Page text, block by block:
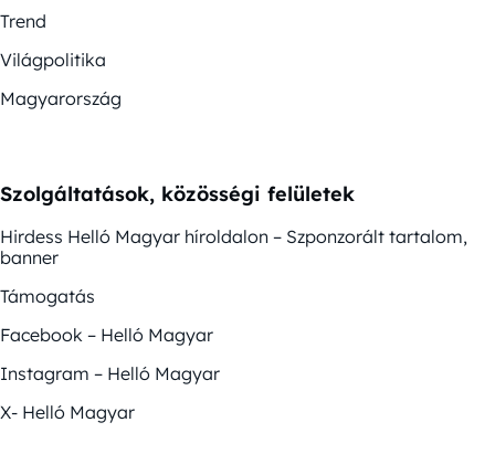
Trend
Világpolitika
Magyarország
Szolgáltatások, közösségi felületek
Hirdess Helló Magyar híroldalon – Szponzorált tartalom,
banner
Támogatás
Facebook – Helló Magyar
Instagram – Helló Magyar
X- Helló Magyar